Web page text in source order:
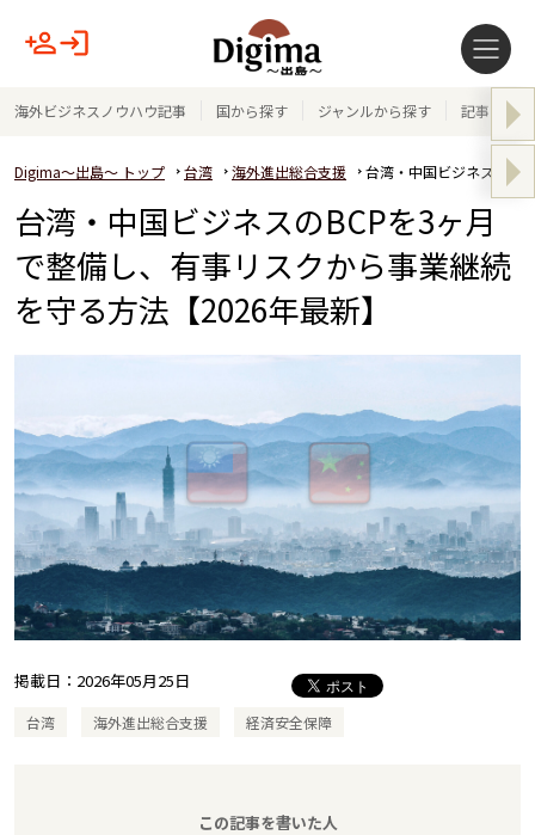
海外ビジネスノウハウ記事 国から探す ジャンルから探す 記事テー
Digima～出島～ トップ 台湾 海外進出総合支援 台湾・中国ビジネスの
台湾・中国ビジネスのBCPを3ヶ月
で整備し、有事リスクから事業継続
を守る方法【2026年最新】
掲載日： 2026年05月25日
台湾 海外進出総合支援 経済安全保障
この記事を書いた人